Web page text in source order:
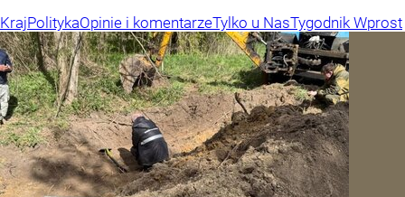
KrajPolitykaOpinie i komentarzeTylko u NasTygodnik Wprost